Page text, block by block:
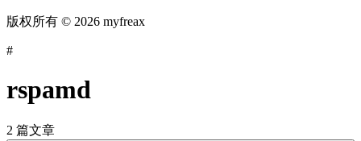
版权所有 © 2026 myfreax
#
rspamd
2 篇文章